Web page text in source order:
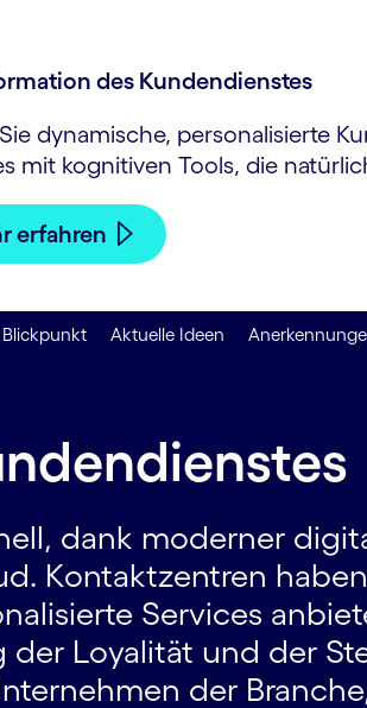
des Kundendienstes
dynamische, personalisierte
mit kognitiven Tools, die
erfahren
Aktuelle Ideen
dank moderner
Kontaktzentren
Services
Loyalität und der
der